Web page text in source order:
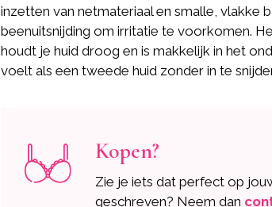
inzetten van netmateriaal en smalle, vlakke
beenuitsnijding om irritatie te voorkomen.
houdt je huid droog en is makkelijk in het
voelt als een tweede huid zonder in te
Kopen?
Zie je iets dat perfect op
geschreven? Neem dan